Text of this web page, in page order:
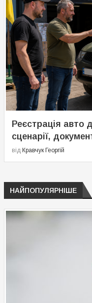
Реєстрація авто
сценарії,
від Кравчук Георгій
НАЙПОПУЛЯРНІШЕ